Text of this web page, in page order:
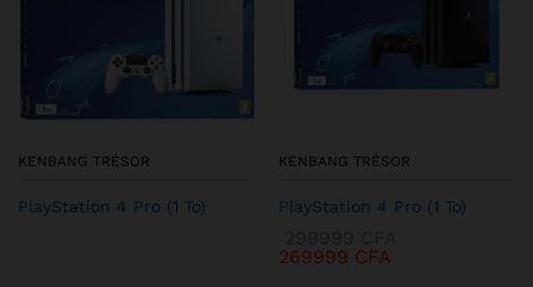
KENBANG TRÉSOR
PlayStation 4 Pro (1 To)
KENBANG TRÉSOR
PlayStation 4 Pro (1 To)
269999 CFA